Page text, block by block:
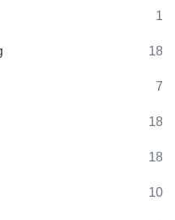
1
18
7
18
18
10